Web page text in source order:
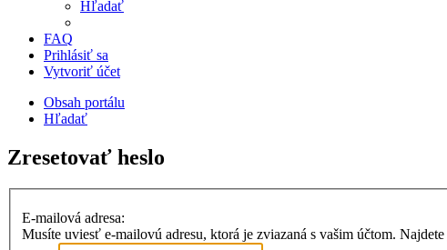
Hľadať
FAQ
Prihlásiť sa
Vytvoriť účet
Obsah portálu
Hľadať
Zresetovať heslo
E-mailová adresa:
Musíte uviesť e-mailovú adresu, ktorá je zviazaná s vašim účtom.